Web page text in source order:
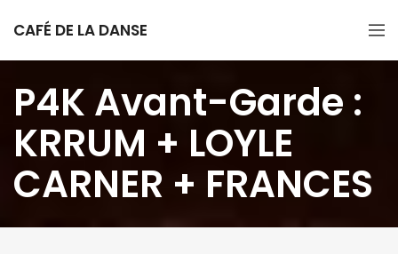
CAFÉ DE LA DANSE
P4K Avant-Garde :
KRRUM + LOYLE
CARNER + FRANCES